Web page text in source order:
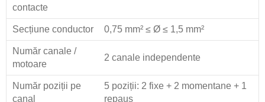
contacte
Secțiune conductor 0,75 mm² ≤ Ø ≤ 1,5 mm²
Număr canale /
motoare
2 canale independente
Număr poziții pe
canal
5 poziții: 2 fixe + 2 momentane + 1
repaus